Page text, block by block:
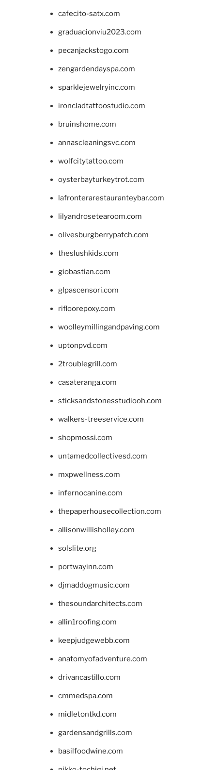
cafecito-satx.com
graduacionviu2023.com
pecanjackstogo.com
zengardendayspa.com
sparklejewelryinc.com
ironcladtattoostudio.com
bruinshome.com
annascleaningsvc.com
wolfcitytattoo.com
oysterbayturkeytrot.com
lafronterarestauranteybar.com
lilyandrosetearoom.com
olivesburgberrypatch.com
theslushkids.com
giobastian.com
glpascensori.com
rifloorepoxy.com
woolleymillingandpaving.com
uptonpvd.com
2troublegrill.com
casateranga.com
sticksandstonesstudiooh.com
walkers-treeservice.com
shopmossi.com
untamedcollectivesd.com
mxpwellness.com
infernocanine.com
thepaperhousecollection.com
allisonwillisholley.com
solslite.org
portwayinn.com
djmaddogmusic.com
thesoundarchitects.com
allin1roofing.com
keepjudgewebb.com
anatomyofadventure.com
drivancastillo.com
cmmedspa.com
midletontkd.com
gardensandgrills.com
basilfoodwine.com